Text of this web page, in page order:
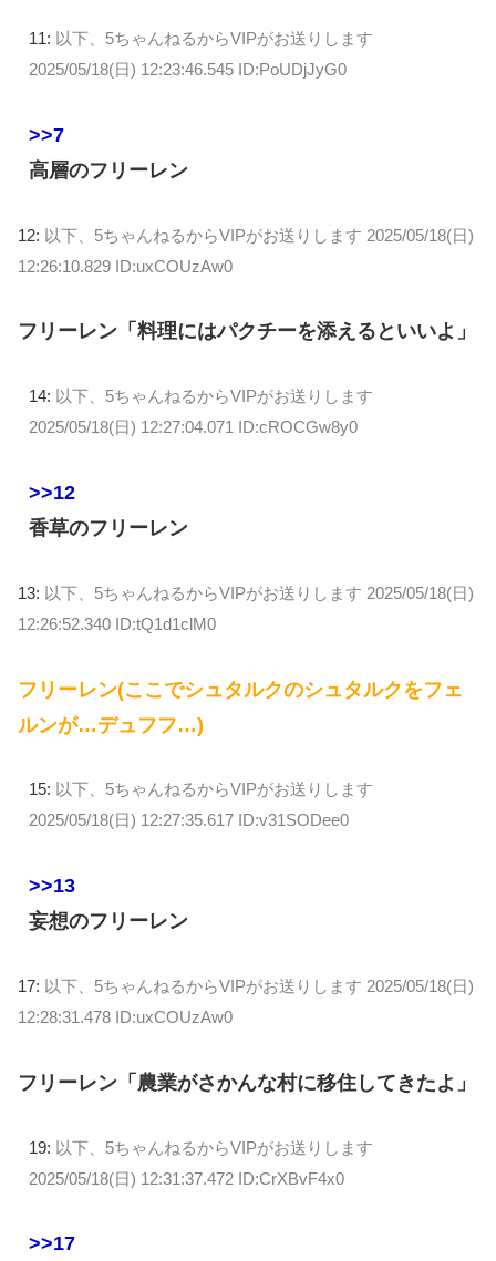
11: 以下、5ちゃんねるからVIPがお送りします
2025/05/18(日) 12:23:46.545 ID:PoUDjJyG0
>>7
高層のフリーレン
12: 以下、5ちゃんねるからVIPがお送りします 2025/05/18(日)
12:26:10.829 ID:uxCOUzAw0
フリーレン「料理にはパクチーを添えるといいよ」
14: 以下、5ちゃんねるからVIPがお送りします
2025/05/18(日) 12:27:04.071 ID:cROCGw8y0
>>12
香草のフリーレン
13: 以下、5ちゃんねるからVIPがお送りします 2025/05/18(日)
12:26:52.340 ID:tQ1d1clM0
フリーレン(ここでシュタルクのシュタルクをフェ
ルンが…デュフフ…)
15: 以下、5ちゃんねるからVIPがお送りします
2025/05/18(日) 12:27:35.617 ID:v31SODee0
>>13
妄想のフリーレン
17: 以下、5ちゃんねるからVIPがお送りします 2025/05/18(日)
12:28:31.478 ID:uxCOUzAw0
フリーレン「農業がさかんな村に移住してきたよ」
19: 以下、5ちゃんねるからVIPがお送りします
2025/05/18(日) 12:31:37.472 ID:CrXBvF4x0
>>17